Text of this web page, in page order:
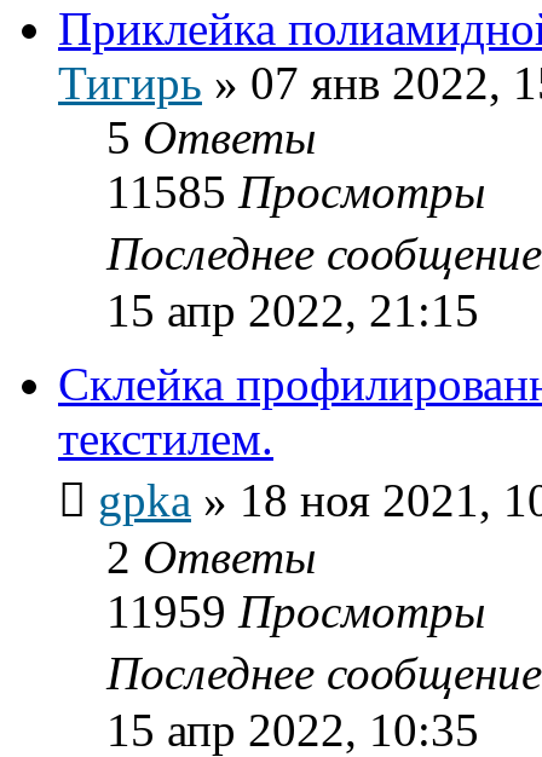
Приклейка
Тигирь » 07 янв 2022,
5 Ответы
11585 Просмотры
Последнее
15 апр 2022, 21:15
Склейка
текстилем.
gpka » 18 ноя 2021,
2 Ответы
11959 Просмотры
Последнее
15 апр 2022, 10:35